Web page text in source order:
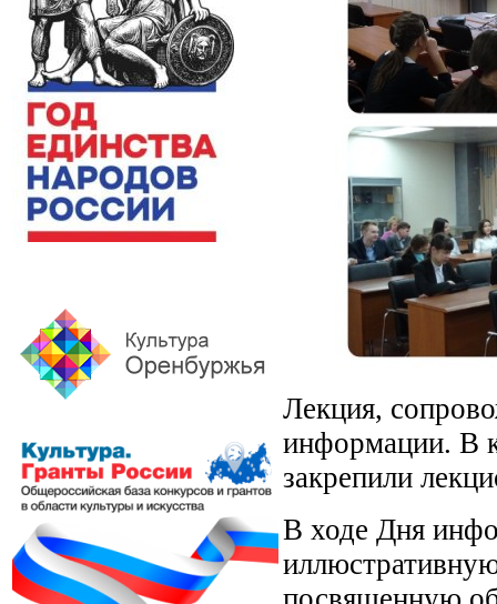
Лекция,
информации. В
закрепили
В ходе Дня